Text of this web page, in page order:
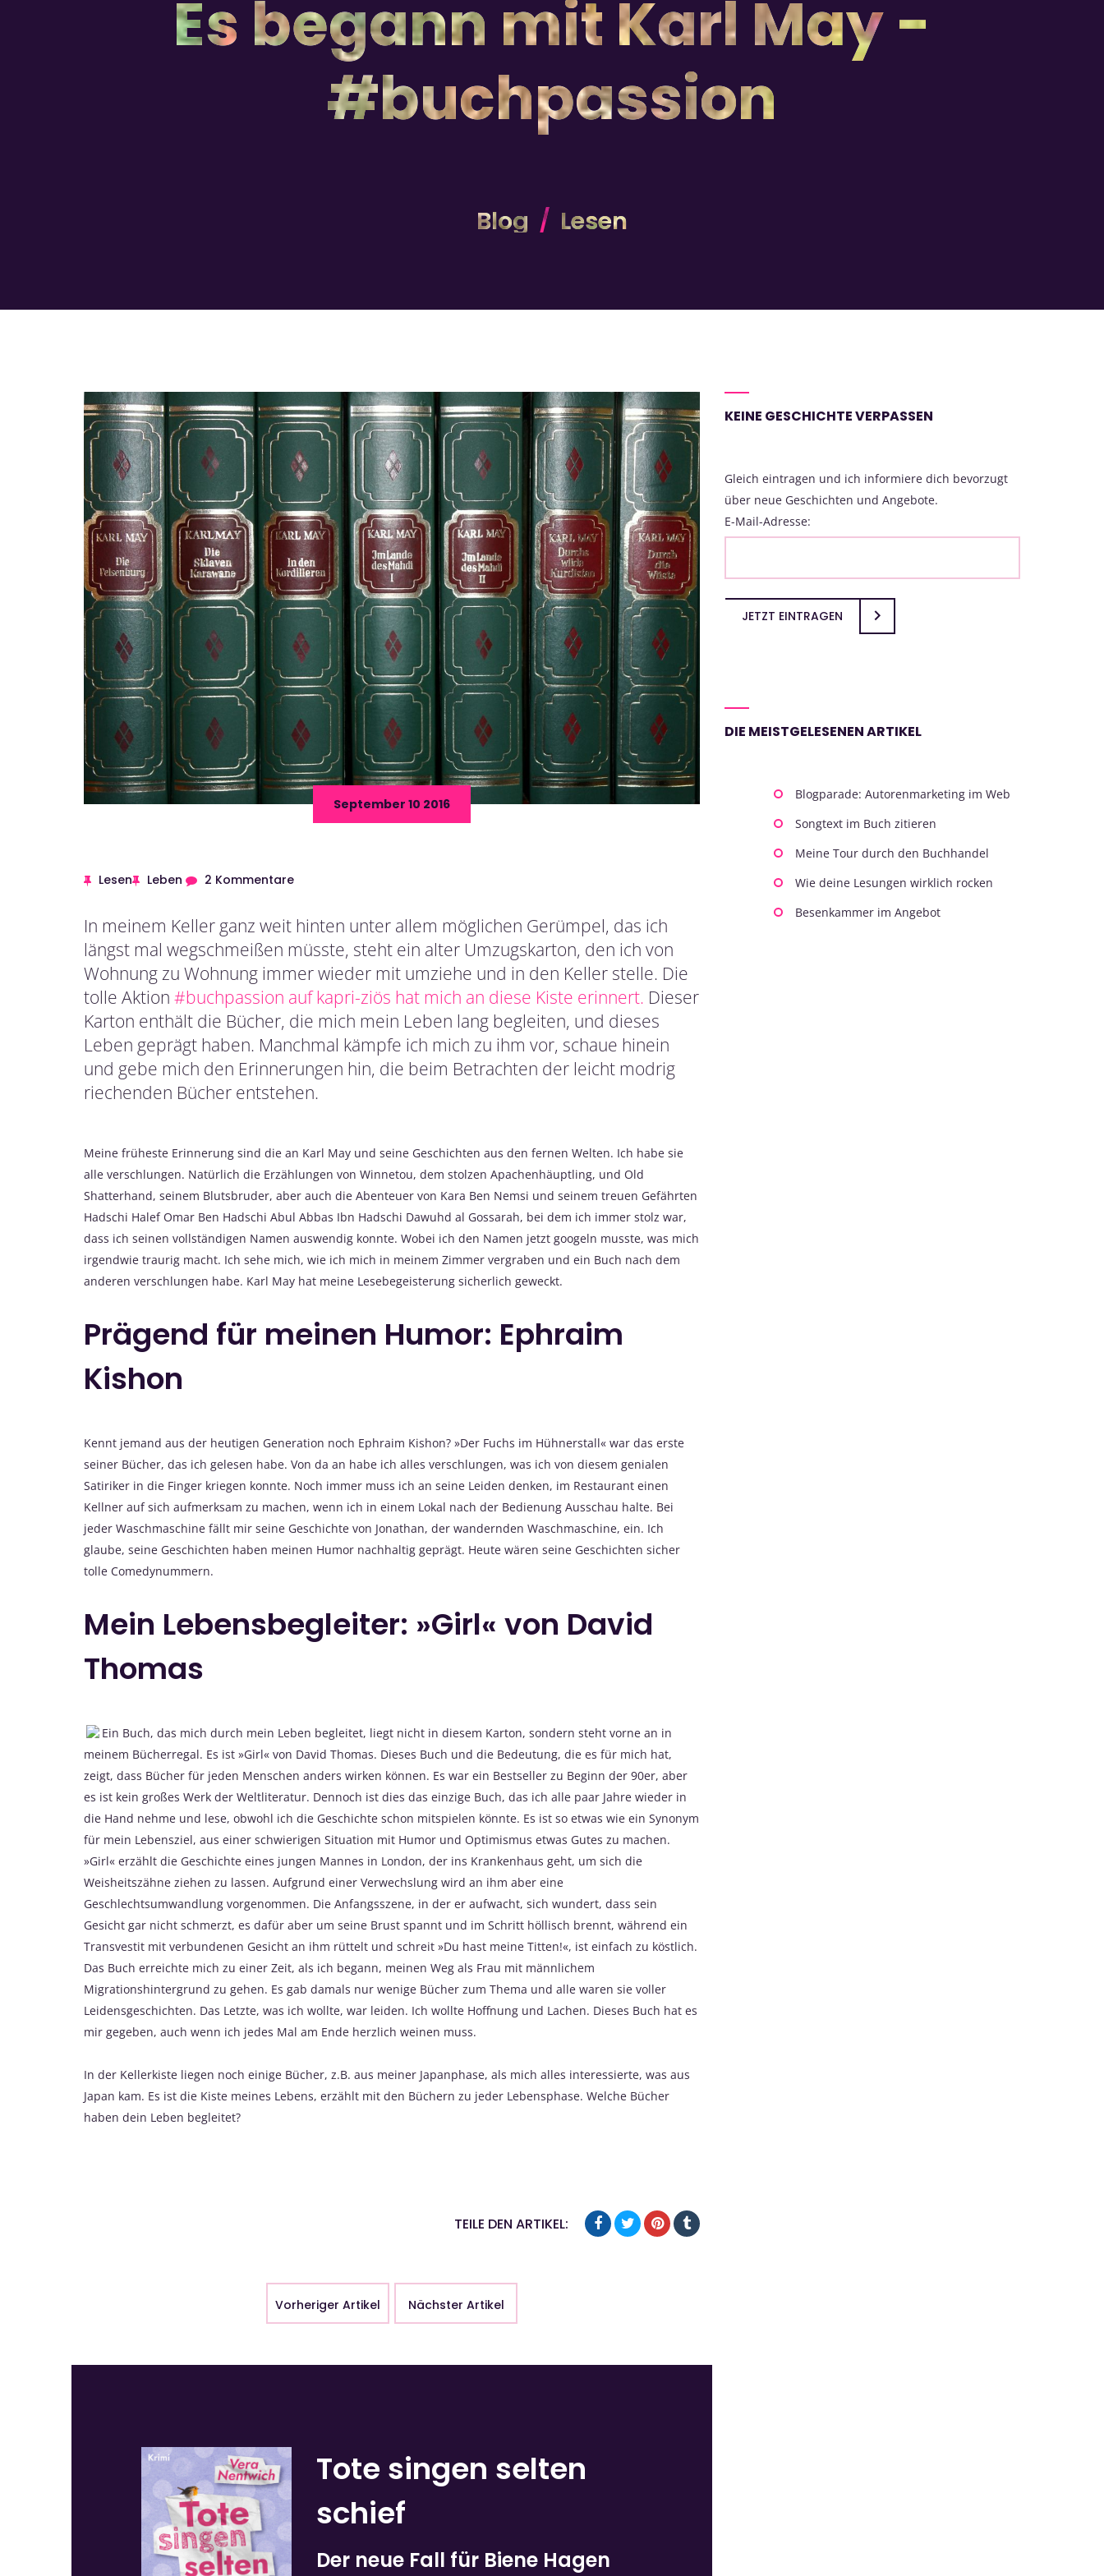
Es begann mit Karl May -
#buchpassion
Blog Lesen
September 10 2016
Lesen Leben 2 Kommentare
In meinem Keller ganz weit hinten unter allem möglichen Gerümpel, das ich
längst mal wegschmeißen müsste, steht ein alter Umzugskarton, den ich von
Wohnung zu Wohnung immer wieder mit umziehe und in den Keller stelle. Die
tolle Aktion #buchpassion auf kapri-ziös hat mich an diese Kiste erinnert. Dieser
Karton enthält die Bücher, die mich mein Leben lang begleiten, und dieses
Leben geprägt haben. Manchmal kämpfe ich mich zu ihm vor, schaue hinein
und gebe mich den Erinnerungen hin, die beim Betrachten der leicht modrig
riechenden Bücher entstehen.
Meine früheste Erinnerung sind die an Karl May und seine Geschichten aus den fernen Welten. Ich habe sie
alle verschlungen. Natürlich die Erzählungen von Winnetou, dem stolzen Apachenhäuptling, und Old
Shatterhand, seinem Blutsbruder, aber auch die Abenteuer von Kara Ben Nemsi und seinem treuen Gefährten
Hadschi Halef Omar Ben Hadschi Abul Abbas Ibn Hadschi Dawuhd al Gossarah, bei dem ich immer stolz war,
dass ich seinen vollständigen Namen auswendig konnte. Wobei ich den Namen jetzt googeln musste, was mich
irgendwie traurig macht. Ich sehe mich, wie ich mich in meinem Zimmer vergraben und ein Buch nach dem
anderen verschlungen habe. Karl May hat meine Lesebegeisterung sicherlich geweckt.
Prägend für meinen Humor: Ephraim
Kishon
Kennt jemand aus der heutigen Generation noch Ephraim Kishon? »Der Fuchs im Hühnerstall« war das erste
seiner Bücher, das ich gelesen habe. Von da an habe ich alles verschlungen, was ich von diesem genialen
Satiriker in die Finger kriegen konnte. Noch immer muss ich an seine Leiden denken, im Restaurant einen
Kellner auf sich aufmerksam zu machen, wenn ich in einem Lokal nach der Bedienung Ausschau halte. Bei
jeder Waschmaschine fällt mir seine Geschichte von Jonathan, der wandernden Waschmaschine, ein. Ich
glaube, seine Geschichten haben meinen Humor nachhaltig geprägt. Heute wären seine Geschichten sicher
tolle Comedynummern.
Mein Lebensbegleiter: »Girl« von David
Thomas
Ein Buch, das mich durch mein Leben begleitet, liegt nicht in diesem Karton, sondern steht vorne an in
meinem Bücherregal. Es ist »Girl« von David Thomas. Dieses Buch und die Bedeutung, die es für mich hat,
zeigt, dass Bücher für jeden Menschen anders wirken können. Es war ein Bestseller zu Beginn der 90er, aber
es ist kein großes Werk der Weltliteratur. Dennoch ist dies das einzige Buch, das ich alle paar Jahre wieder in
die Hand nehme und lese, obwohl ich die Geschichte schon mitspielen könnte. Es ist so etwas wie ein Synonym
für mein Lebensziel, aus einer schwierigen Situation mit Humor und Optimismus etwas Gutes zu machen.
»Girl« erzählt die Geschichte eines jungen Mannes in London, der ins Krankenhaus geht, um sich die
Weisheitszähne ziehen zu lassen. Aufgrund einer Verwechslung wird an ihm aber eine
Geschlechtsumwandlung vorgenommen. Die Anfangsszene, in der er aufwacht, sich wundert, dass sein
Gesicht gar nicht schmerzt, es dafür aber um seine Brust spannt und im Schritt höllisch brennt, während ein
Transvestit mit verbundenen Gesicht an ihm rüttelt und schreit »Du hast meine Titten!«, ist einfach zu köstlich.
Das Buch erreichte mich zu einer Zeit, als ich begann, meinen Weg als Frau mit männlichem
Migrationshintergrund zu gehen. Es gab damals nur wenige Bücher zum Thema und alle waren sie voller
Leidensgeschichten. Das Letzte, was ich wollte, war leiden. Ich wollte Hoffnung und Lachen. Dieses Buch hat es
mir gegeben, auch wenn ich jedes Mal am Ende herzlich weinen muss.
In der Kellerkiste liegen noch einige Bücher, z.B. aus meiner Japanphase, als mich alles interessierte, was aus
Japan kam. Es ist die Kiste meines Lebens, erzählt mit den Büchern zu jeder Lebensphase. Welche Bücher
haben dein Leben begleitet?
TEILE DEN ARTIKEL:
Vorheriger Artikel Nächster Artikel
Tote singen selten
schief
Der neue Fall für Biene Hagen
KEINE GESCHICHTE VERPASSEN
Gleich eintragen und ich informiere dich bevorzugt
über neue Geschichten und Angebote.
E-Mail-Adresse:
JETZT EINTRAGEN
DIE MEISTGELESENEN ARTIKEL
Blogparade: Autorenmarketing im Web
Songtext im Buch zitieren
Meine Tour durch den Buchhandel
Wie deine Lesungen wirklich rocken
Besenkammer im Angebot